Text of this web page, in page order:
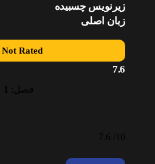
زیرنویس چسبیده
زبان اصلی
Not Rated
7.6
فصل: 1
10/
7.6